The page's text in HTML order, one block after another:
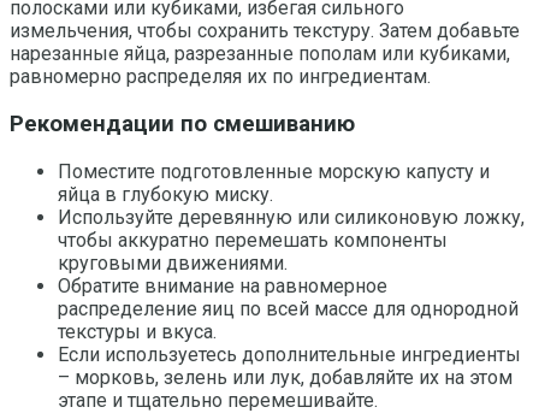
полосками или кубиками, избегая сильного
измельчения, чтобы сохранить текстуру. Затем добавьте
нарезанные яйца, разрезанные пополам или кубиками,
равномерно распределяя их по ингредиентам.
Рекомендации по смешиванию
Поместите подготовленные морскую капусту и
яйца в глубокую миску.
Используйте деревянную или силиконовую ложку,
чтобы аккуратно перемешать компоненты
круговыми движениями.
Обратите внимание на равномерное
распределение яиц по всей массе для однородной
текстуры и вкуса.
Если используетесь дополнительные ингредиенты
– морковь, зелень или лук, добавляйте их на этом
этапе и тщательно перемешивайте.